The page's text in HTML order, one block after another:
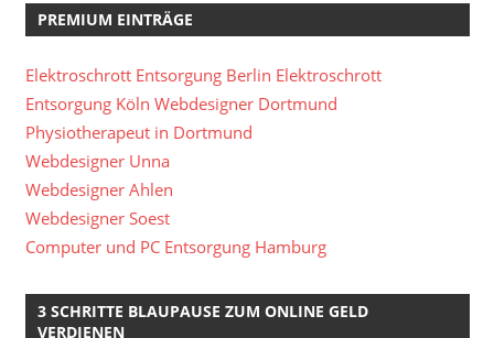
PREMIUM EINTRÄGE
Elektroschrott Entsorgung Berlin Elektroschrott
Entsorgung Köln Webdesigner Dortmund
Physiotherapeut in Dortmund
Webdesigner Unna
Webdesigner Ahlen
Webdesigner Soest
Computer und PC Entsorgung Hamburg
3 SCHRITTE BLAUPAUSE ZUM ONLINE GELD
VERDIENEN